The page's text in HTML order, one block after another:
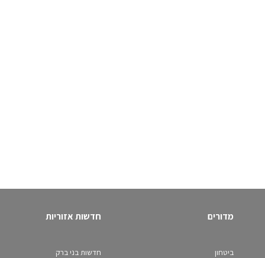
מדורים
ביטחון
חדשות אזוריות
חדשות בני ברק